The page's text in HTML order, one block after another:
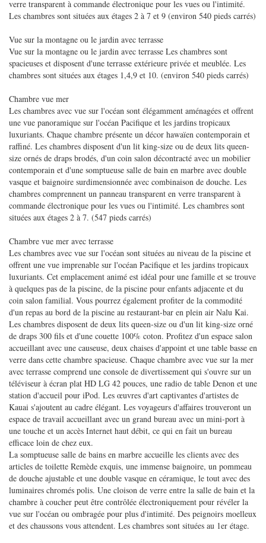
verre transparent à commande électronique pour les vues ou l'intimité.
Les chambres sont situées aux étages 2 à 7 et 9 (environ 540 pieds carrés)
Vue sur la montagne ou le jardin avec terrasse
Vue sur la montagne ou le jardin avec terrasse Les chambres sont
spacieuses et disposent d'une terrasse extérieure privée et meublée. Les
chambres sont situées aux étages 1,4,9 et 10. (environ 540 pieds carrés)
Chambre vue mer
Les chambres avec vue sur l'océan sont élégamment aménagées et offrent
une vue panoramique sur l'océan Pacifique et les jardins tropicaux
luxuriants. Chaque chambre présente un décor hawaïen contemporain et
raffiné. Les chambres disposent d'un lit king-size ou de deux lits queen-
size ornés de draps brodés, d'un coin salon décontracté avec un mobilier
contemporain et d'une somptueuse salle de bain en marbre avec double
vasque et baignoire surdimensionnée avec combinaison de douche. Les
chambres comprennent un panneau transparent en verre transparent à
commande électronique pour les vues ou l'intimité. Les chambres sont
situées aux étages 2 à 7. (547 pieds carrés)
Chambre vue mer avec terrasse
Les chambres avec vue sur l'océan sont situées au niveau de la piscine et
offrent une vue imprenable sur l'océan Pacifique et les jardins tropicaux
luxuriants. Cet emplacement animé est idéal pour une famille et se trouve
à quelques pas de la piscine, de la piscine pour enfants adjacente et du
coin salon familial. Vous pourrez également profiter de la commodité
d'un repas au bord de la piscine au restaurant-bar en plein air Nalu Kai.
Les chambres disposent de deux lits queen-size ou d'un lit king-size orné
de draps 300 fils et d'une couette 100% coton. Profitez d'un espace salon
accueillant avec une causeuse, deux chaises d'appoint et une table basse en
verre dans cette chambre spacieuse. Chaque chambre avec vue sur la mer
avec terrasse comprend une console de divertissement qui s'ouvre sur un
téléviseur à écran plat HD LG 42 pouces, une radio de table Denon et une
station d'accueil pour iPod. Les œuvres d'art captivantes d'artistes de
Kauai s'ajoutent au cadre élégant. Les voyageurs d'affaires trouveront un
espace de travail accueillant avec un grand bureau avec un mini-port à
une touche et un accès Internet haut débit, ce qui en fait un bureau
efficace loin de chez eux.
La somptueuse salle de bains en marbre accueille les clients avec des
articles de toilette Remède exquis, une immense baignoire, un pommeau
de douche ajustable et une double vasque en céramique, le tout avec des
luminaires chromés polis. Une cloison de verre entre la salle de bain et la
chambre à coucher peut être contrôlée électroniquement pour révéler la
vue sur l'océan ou ombragée pour plus d'intimité. Des peignoirs moelleux
et des chaussons vous attendent. Les chambres sont situées au 1er étage.